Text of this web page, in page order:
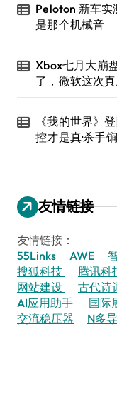
Peloton 新车实
是那个机械音
Xbox七月大崩
了，微软这次
《我的世界》
控才是真·杀手
友情链接
友情链接：
55Links
AWE
搜狐科技
腾讯科
网站建设
古代诗
AI应用助手
国际
交流稳压器
N多